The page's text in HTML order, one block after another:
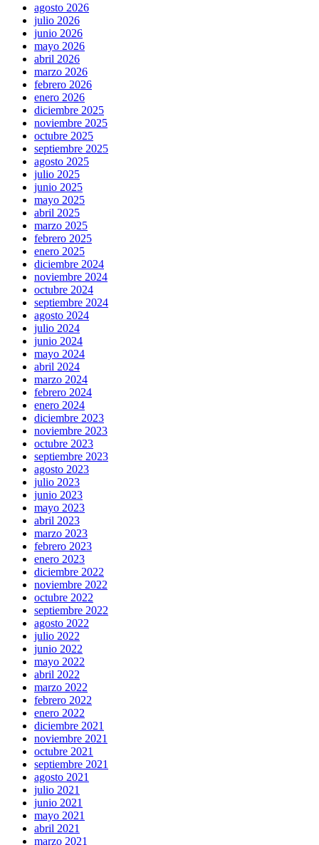
agosto 2026
julio 2026
junio 2026
mayo 2026
abril 2026
marzo 2026
febrero 2026
enero 2026
diciembre 2025
noviembre 2025
octubre 2025
septiembre 2025
agosto 2025
julio 2025
junio 2025
mayo 2025
abril 2025
marzo 2025
febrero 2025
enero 2025
diciembre 2024
noviembre 2024
octubre 2024
septiembre 2024
agosto 2024
julio 2024
junio 2024
mayo 2024
abril 2024
marzo 2024
febrero 2024
enero 2024
diciembre 2023
noviembre 2023
octubre 2023
septiembre 2023
agosto 2023
julio 2023
junio 2023
mayo 2023
abril 2023
marzo 2023
febrero 2023
enero 2023
diciembre 2022
noviembre 2022
octubre 2022
septiembre 2022
agosto 2022
julio 2022
junio 2022
mayo 2022
abril 2022
marzo 2022
febrero 2022
enero 2022
diciembre 2021
noviembre 2021
octubre 2021
septiembre 2021
agosto 2021
julio 2021
junio 2021
mayo 2021
abril 2021
marzo 2021